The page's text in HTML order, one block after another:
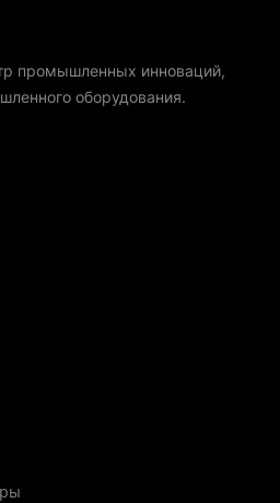
промышленных инноваций,
оборудования.